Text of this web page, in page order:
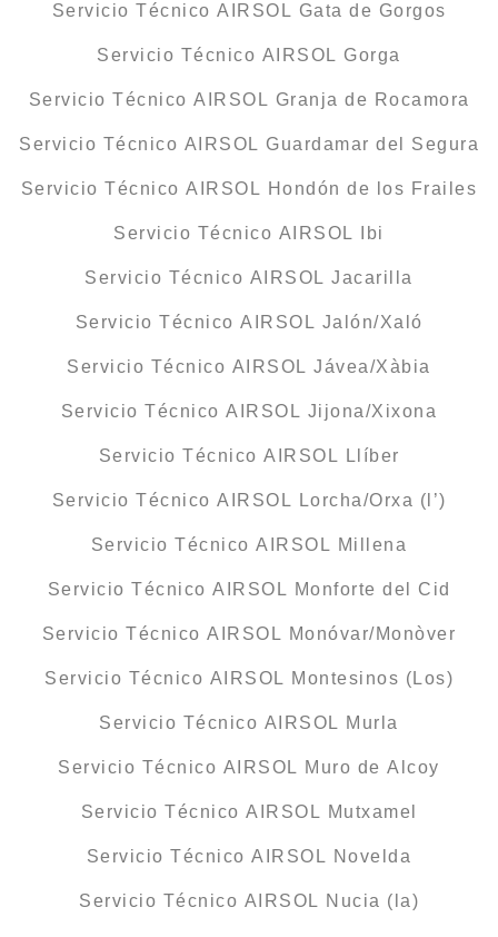
Servicio Técnico AIRSOL Gata de Gorgos
Servicio Técnico AIRSOL Gorga
Servicio Técnico AIRSOL Granja de Rocamora
Servicio Técnico AIRSOL Guardamar del Segura
Servicio Técnico AIRSOL Hondón de los Frailes
Servicio Técnico AIRSOL Ibi
Servicio Técnico AIRSOL Jacarilla
Servicio Técnico AIRSOL Jalón/Xaló
Servicio Técnico AIRSOL Jávea/Xàbia
Servicio Técnico AIRSOL Jijona/Xixona
Servicio Técnico AIRSOL Llíber
Servicio Técnico AIRSOL Lorcha/Orxa (l’)
Servicio Técnico AIRSOL Millena
Servicio Técnico AIRSOL Monforte del Cid
Servicio Técnico AIRSOL Monóvar/Monòver
Servicio Técnico AIRSOL Montesinos (Los)
Servicio Técnico AIRSOL Murla
Servicio Técnico AIRSOL Muro de Alcoy
Servicio Técnico AIRSOL Mutxamel
Servicio Técnico AIRSOL Novelda
Servicio Técnico AIRSOL Nucia (la)